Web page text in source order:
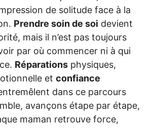
de solitude face à la
Prendre soin de soi devient
mais il n’est pas toujours
par où commencer ni à qui
Réparations physiques,
et confiance
dans ce parcours
avançons étape par étape,
maman retrouve force,